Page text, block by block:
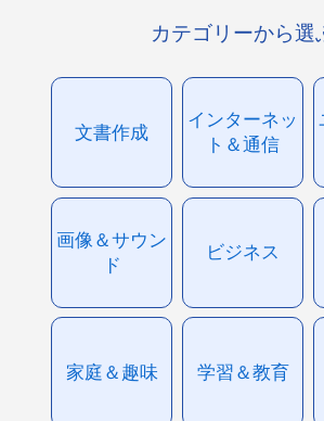
カテゴリーから選
文書作成
インターネッ
ト＆通信
画像＆サウン
ド
ビジネス
家庭＆趣味 学習＆教育